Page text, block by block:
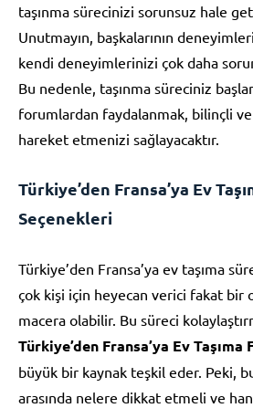
taşınma sürecinizi sorunsuz hale
Unutmayın, başkalarının
kendi deneyimlerinizi çok daha
Bu nedenle, taşınma süreciniz
forumlardan faydalanmak, bilinçli ve
hareket etmenizi sağlayacaktır.
Türkiye’den Fransa’ya Ev
Seçenekleri
Türkiye’den Fransa’ya ev taşıma
çok kişi için heyecan verici fakat bir
macera olabilir. Bu süreci
Türkiye’den Fransa’ya Ev Taşıma
büyük bir kaynak teşkil eder. Peki,
arasında nelere dikkat etmeli ve